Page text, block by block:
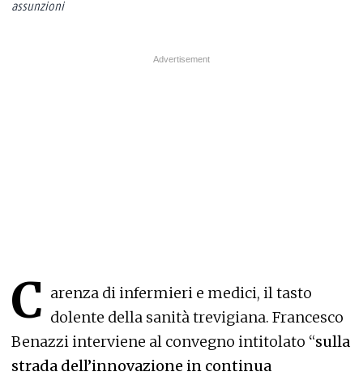
assunzioni
C arenza di infermieri e medici, il tasto
dolente della sanità trevigiana. Francesco
Benazzi interviene al convegno intitolato “sulla
strada dell’innovazione in continua